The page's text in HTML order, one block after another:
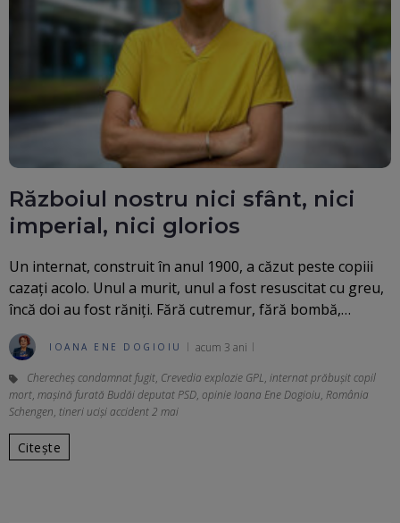
Războiul nostru nici sfânt, nici
imperial, nici glorios
Un internat, construit în anul 1900, a căzut peste copiii
cazați acolo. Unul a murit, unul a fost resuscitat cu greu,
încă doi au fost răniți. Fără cutremur, fără bombă,…
IOANA ENE DOGIOIU acum 3 ani
Cherecheș condamnat fugit, Crevedia explozie GPL, internat prăbușit copil
mort, mașină furată Budăi deputat PSD, opinie Ioana Ene Dogioiu, România
Schengen, tineri uciși accident 2 mai
Citește